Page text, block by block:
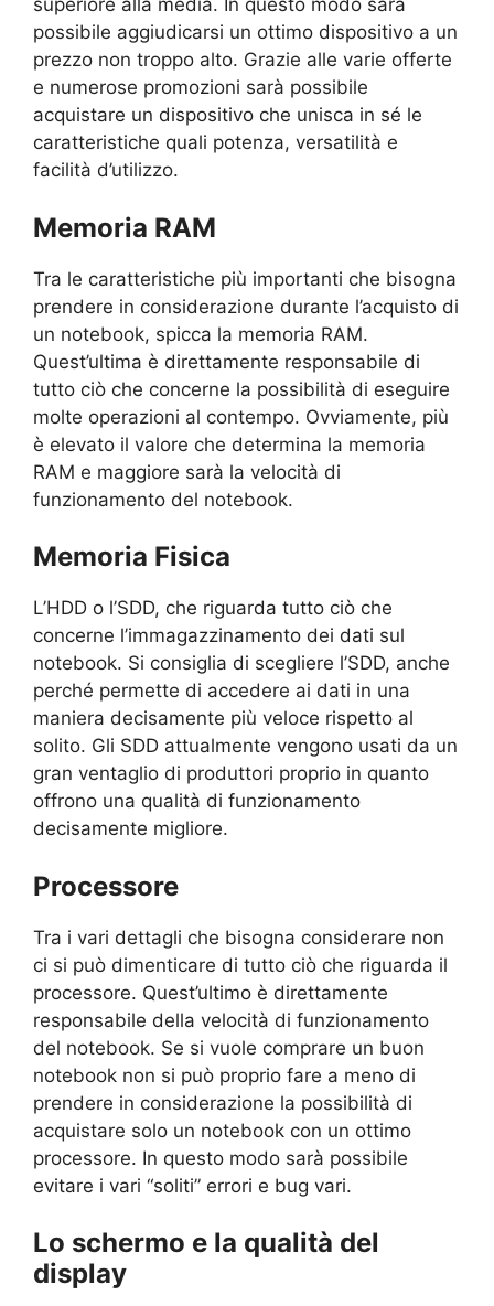
superiore alla media. In questo modo sarà
possibile aggiudicarsi un ottimo dispositivo a un
prezzo non troppo alto. Grazie alle varie offerte
e numerose promozioni sarà possibile
acquistare un dispositivo che unisca in sé le
caratteristiche quali potenza, versatilità e
facilità d’utilizzo.
Memoria RAM
Tra le caratteristiche più importanti che bisogna
prendere in considerazione durante l’acquisto di
un notebook, spicca la memoria RAM.
Quest’ultima è direttamente responsabile di
tutto ciò che concerne la possibilità di eseguire
molte operazioni al contempo. Ovviamente, più
è elevato il valore che determina la memoria
RAM e maggiore sarà la velocità di
funzionamento del notebook.
Memoria Fisica
L’HDD o l’SDD, che riguarda tutto ciò che
concerne l’immagazzinamento dei dati sul
notebook. Si consiglia di scegliere l’SDD, anche
perché permette di accedere ai dati in una
maniera decisamente più veloce rispetto al
solito. Gli SDD attualmente vengono usati da un
gran ventaglio di produttori proprio in quanto
offrono una qualità di funzionamento
decisamente migliore.
Processore
Tra i vari dettagli che bisogna considerare non
ci si può dimenticare di tutto ciò che riguarda il
processore. Quest’ultimo è direttamente
responsabile della velocità di funzionamento
del notebook. Se si vuole comprare un buon
notebook non si può proprio fare a meno di
prendere in considerazione la possibilità di
acquistare solo un notebook con un ottimo
processore. In questo modo sarà possibile
evitare i vari “soliti” errori e bug vari.
Lo schermo e la qualità del
display